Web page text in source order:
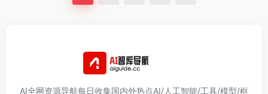
AI全网资源导航每日收集国内外热点AI/人工智能/工具/模型/框